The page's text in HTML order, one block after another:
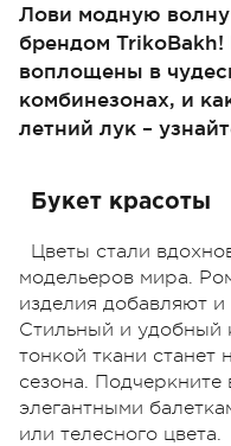
Лови модную волну
брендом TrikoBakh!
воплощены в
комбинезонах, и
летний лук –
Букет красоты
Цветы стали
модельеров мира.
изделия добавляют и
Стильный и удобный
тонкой ткани станет
сезона.
элегантными
или телесного цвета.